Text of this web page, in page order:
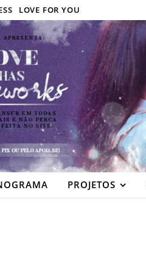
LOVE FOR YOU
PROJETOS